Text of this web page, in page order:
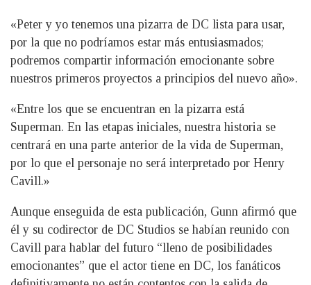
«Peter y yo tenemos una pizarra de DC lista para usar,
por la que no podríamos estar más entusiasmados;
podremos compartir información emocionante sobre
nuestros primeros proyectos a principios del nuevo año».
«Entre los que se encuentran en la pizarra está
Superman. En las etapas iniciales, nuestra historia se
centrará en una parte anterior de la vida de Superman,
por lo que el personaje no será interpretado por Henry
Cavill.»
Aunque enseguida de esta publicación, Gunn afirmó que
él y su codirector de DC Studios se habían reunido con
Cavill para hablar del futuro “lleno de posibilidades
emocionantes” que el actor tiene en DC, los fanáticos